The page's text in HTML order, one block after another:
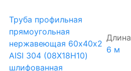
Труба профильная
прямоугольная
нержавеющая 60х40х2
AISI 304 (08Х18Н10)
шлифованная
Длина
6 м